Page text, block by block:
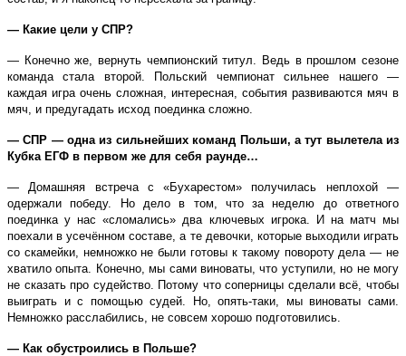
— Какие цели у СПР?
— Конечно же, вернуть чемпионский титул. Ведь в прошлом сезоне
команда стала второй. Польский чемпионат сильнее нашего —
каждая игра очень сложная, интересная, события развиваются мяч в
мяч, и предугадать исход поединка сложно.
— СПР — одна из сильнейших команд Польши, а тут вылетела из
Кубка ЕГФ в первом же для себя раунде…
— Домашняя встреча с «Бухарестом» получилась неплохой —
одержали победу. Но дело в том, что за неделю до ответного
поединка у нас «сломались» два ключевых игрока. И на матч мы
поехали в усечённом составе, а те девочки, которые выходили играть
со скамейки, немножко не были готовы к такому повороту дела — не
хватило опыта. Конечно, мы сами виноваты, что уступили, но не могу
не сказать про судейство. Потому что соперницы сделали всё, чтобы
выиграть и с помощью судей. Но, опять-таки, мы виноваты сами.
Немножко расслабились, не совсем хорошо подготовились.
— Как обустроились в Польше?